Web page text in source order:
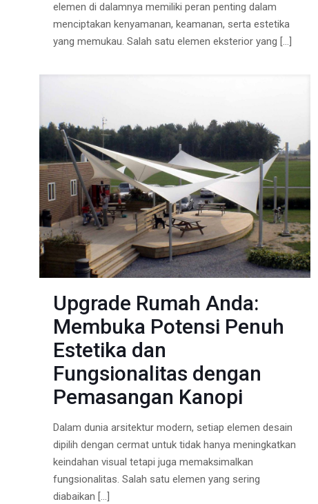
elemen di dalamnya memiliki peran penting dalam
menciptakan kenyamanan, keamanan, serta estetika
yang memukau. Salah satu elemen eksterior yang […]
Upgrade Rumah Anda:
Membuka Potensi Penuh
Estetika dan
Fungsionalitas dengan
Pemasangan Kanopi
Dalam dunia arsitektur modern, setiap elemen desain
dipilih dengan cermat untuk tidak hanya meningkatkan
keindahan visual tetapi juga memaksimalkan
fungsionalitas. Salah satu elemen yang sering
diabaikan […]